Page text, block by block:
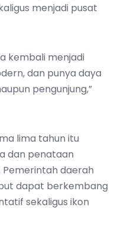
menjadi pusat
kembali menjadi
dan punya daya
pengunjung,”
lima tahun itu
dan penataan
daerah
dapat berkembang
sekaligus ikon